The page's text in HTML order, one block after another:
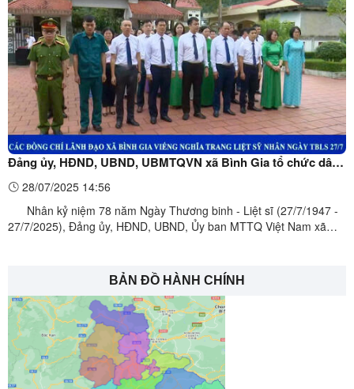
Đảng ủy, HĐND, UBND, UBMTQVN xã Bình Gia tổ chức dâng
hương tưởng niệm các anh hùng liệt sĩ, thăm hỏi, tặng quà
06 gia đình chính sách, người có công với cách mạng trên
địa bàn xã
28/07/2025 14:56
Nhân kỷ niệm 78 năm Ngày Thương binh - Liệt sĩ (27/7/1947 -
27/7/2025), Đảng ủy, HĐND, UBND, Ủy ban MTTQ Việt Nam xã
với cách mạng trên địa bàn xã. Đoàn đã đến ...
BẢN ĐỒ HÀNH CHÍNH